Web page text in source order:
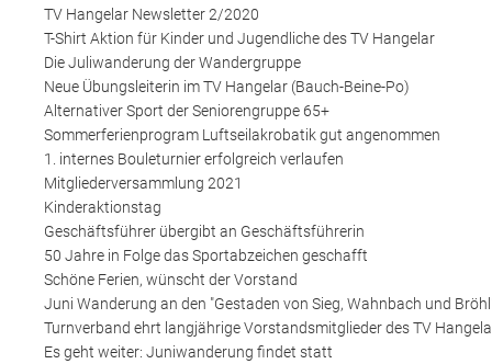
TV Hangelar Newsletter 2/2020
T-Shirt Aktion für Kinder und Jugendliche des TV Hangelar
Die Juliwanderung der Wandergruppe
Neue Übungsleiterin im TV Hangelar (Bauch-Beine-Po)
Alternativer Sport der Seniorengruppe 65+
Sommerferienprogram Luftseilakrobatik gut angenommen
1. internes Bouleturnier erfolgreich verlaufen
Mitgliederversammlung 2021
Kinderaktionstag
Geschäftsführer übergibt an Geschäftsführerin
50 Jahre in Folge das Sportabzeichen geschafft
Schöne Ferien, wünscht der Vorstand
Juni Wanderung an den "Gestaden von Sieg, Wahnbach und
Turnverband ehrt langjährige Vorstandsmitglieder des TV
Es geht weiter: Juniwanderung findet statt